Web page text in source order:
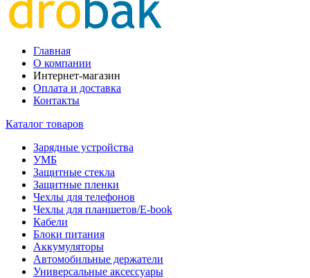
Главная
О компании
Интернет-магазин
Оплата и доставка
Контакты
Каталог товаров
Зарядные устройства
УМБ
Защитные стекла
Защитные пленки
Чехлы для телефонов
Чехлы для планшетов/E-book
Кабели
Блоки питания
Аккумуляторы
Автомобильные держатели
Универсальные аксессуары